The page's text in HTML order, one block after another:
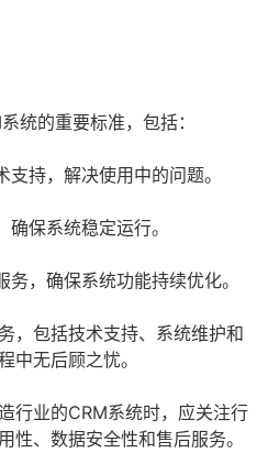
统的重要标准，包括：
支持，解决使用中的问题。
确保系统稳定运行。
务，确保系统功能持续优化。
，包括技术支持、系统维护和
中无后顾之忧。
行业的CRM系统时，应关注行
性、数据安全性和售后服务。